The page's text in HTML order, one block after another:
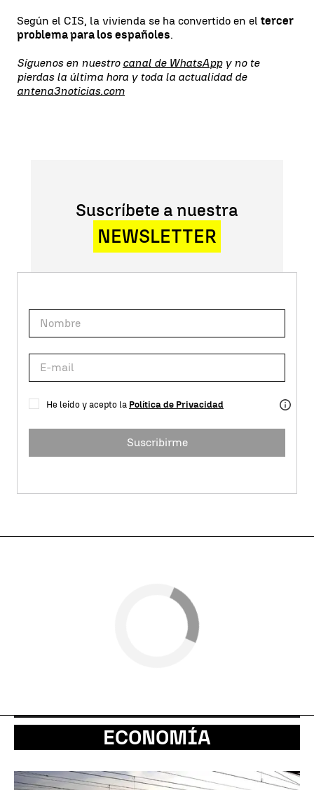
Según el CIS, la vivienda se ha convertido en el tercer
problema para los españoles.
Síguenos en nuestro canal de WhatsAppy no te
pierdas la última hora y toda la actualidad de
antena3noticias.com
Suscríbete a nuestra
NEWSLETTER
He leído y acepto la Política de Privacidad
Suscribirme
ECONOMÍA